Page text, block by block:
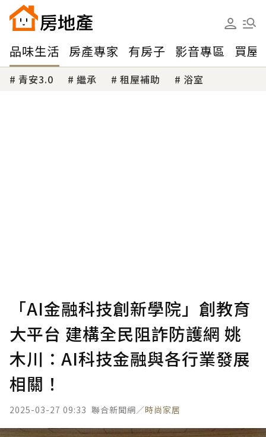
品味生活 房產專家 有房子 影音專區 買屋
青安3.0 繼承 租屋補助 浴室
「AI金融科技創新學院」創教育
大平台 建構全民阻詐防護網 姚
木川：AI科技金融與各行業發展
相關！
2025-03-27 09:33 聯合新聞網／時尚家居